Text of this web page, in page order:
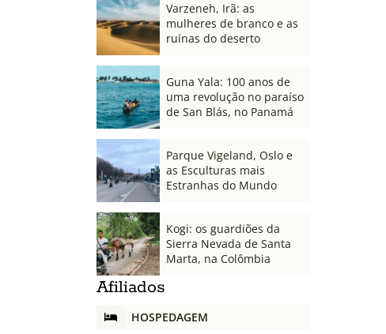
Varzeneh, Irã: as
mulheres de branco e as
ruínas do deserto
Guna Yala: 100 anos de
uma revolução no paraíso
de San Blás, no Panamá
Parque Vigeland, Oslo e
as Esculturas mais
Estranhas do Mundo
Kogi: os guardiões da
Sierra Nevada de Santa
Marta, na Colômbia
Afiliados
HOSPEDAGEM